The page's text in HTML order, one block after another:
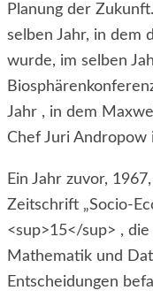
Planung der
selben Jahr, in dem
wurde, im selben
Jahr , in dem
Chef Juri Andropow
Ein Jahr zuvor,
Zeitschrift „Socio-
<sup>15</sup> ,
Mathematik und
Entscheidungen